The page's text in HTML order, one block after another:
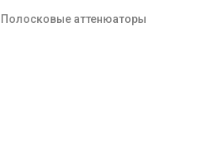
Полосковые аттенюаторы